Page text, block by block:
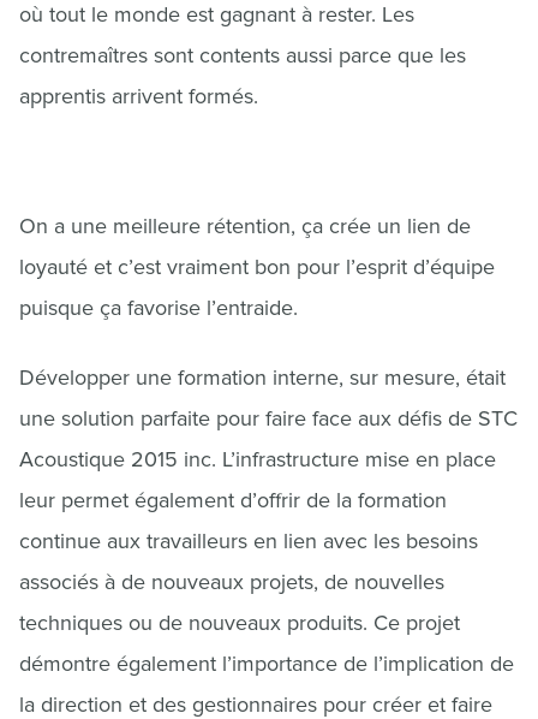
où tout le monde est gagnant à rester. Les
contremaîtres sont contents aussi parce que les
apprentis arrivent formés.
On a une meilleure rétention, ça crée un lien de
loyauté et c’est vraiment bon pour l’esprit d’équipe
puisque ça favorise l’entraide.
Développer une formation interne, sur mesure, était
une solution parfaite pour faire face aux défis de STC
Acoustique 2015 inc. L’infrastructure mise en place
leur permet également d’offrir de la formation
continue aux travailleurs en lien avec les besoins
associés à de nouveaux projets, de nouvelles
techniques ou de nouveaux produits. Ce projet
démontre également l’importance de l’implication de
la direction et des gestionnaires pour créer et faire